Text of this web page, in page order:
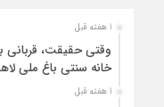
1 هفته قبل
وقتی حقیقت،
خانه سنتی باغ ملی
1 هفته قبل